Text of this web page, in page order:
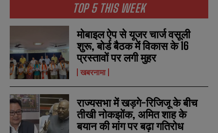
m
a
i
l
*
N
u
m
b
SUBMIT
m
a
i
l
*
N
u
m
b
SUBMIT
TOP 5 THIS WEEK
मोबाइल ऐप से यूजर चार्ज वसूली
शुरू, बोर्ड बैठक में विकास के 16
प्रस्तावों पर लगी मुहर
खबरनामा
राज्यसभा में खड़गे-रिजिजू के बीच
तीखी नोकझोंक, अमित शाह के
बयान की मांग पर बढ़ा गतिरोध